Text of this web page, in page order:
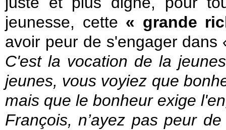
jeunesse, cette « grande
avoir peur de s'engager dans
C'est la vocation de la
jeunes, vous voyiez que
mais que le bonheur exige
François, n’ayez pas peur